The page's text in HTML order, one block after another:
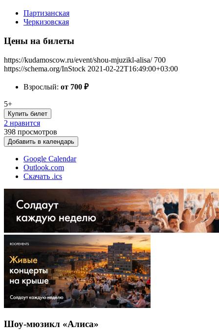
Партизанская
Черкизовская
Цены на билеты
https://kudamoscow.ru/event/shou-mjuzikl-alisa/ 700
https://schema.org/InStock 2021-02-22T16:49:00+03:00
Взрослый: от 700 ₽
5+
Купить билет
2 нравится
398 просмотров
Добавить в календарь
Google Calendar
Outlook.com
Скачать .ics
Шоу-мюзикл «Алиса»